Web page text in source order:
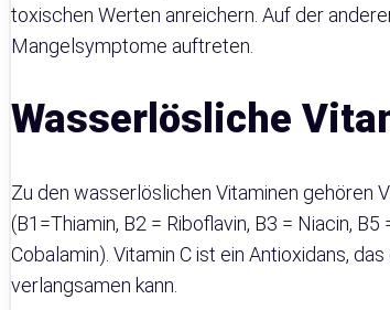
toxischen Werten anreichern. Auf der
Mangelsymptome auftreten.
Wasserlösliche
Zu den wasserlöslichen Vitaminen gehören
(B1=Thiamin, B2 = Riboflavin, B3 = Niacin,
Cobalamin). Vitamin C ist ein Antioxidans,
verlangsamen kann.